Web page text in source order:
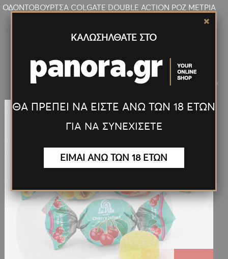
ΟΔΟΝΤΟΒΟΥΡΤΣΑ COLGATE DOUBLE ACTION ΡΟΖ ΜΕΤΡΙΑ
ΝέαΠροϊόντα >
ΚΑΛΩΣΗΛΘΑΤΕ ΣΤΟ
ΘΑ ΠΡΕΠΕΙ ΝΑ ΕΙΣΤΕ ΑΝΩ ΤΩΝ 18 ΕΤΩΝ
ΓΙΑ ΝΑ ΣΥΝΕΧΙΣΕΤΕ
ΕΙΜΑΙ ΑΝΩ ΤΩΝ 18 ΕΤΩΝ